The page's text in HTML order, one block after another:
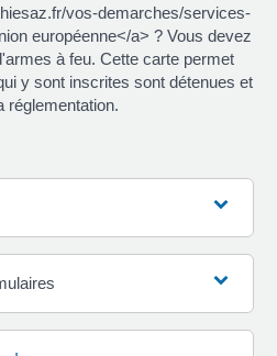
vos-demarches/services-
européenne</a> ? Vous devez
à feu. Cette carte permet
y sont inscrites sont détenues et
réglementation.